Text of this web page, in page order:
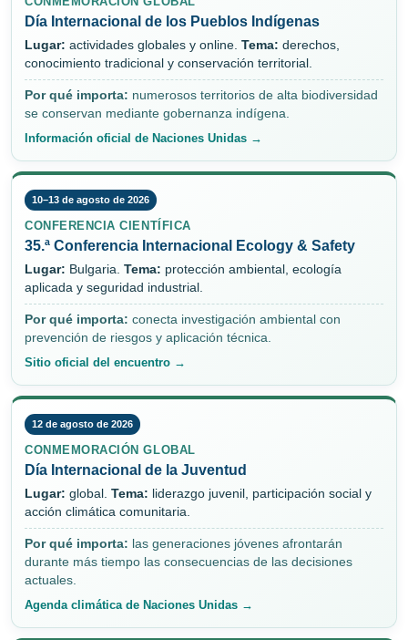
Día Internacional de los Pueblos Indígenas
Lugar: actividades globales y online. Tema: derechos,
conocimiento tradicional y conservación territorial.
Por qué importa: numerosos territorios de alta biodiversidad
se conservan mediante gobernanza indígena.
Información oficial de Naciones Unidas →
10–13 de agosto de 2026
CONFERENCIA CIENTÍFICA
35.ª Conferencia Internacional Ecology & Safety
Lugar: Bulgaria. Tema: protección ambiental, ecología
aplicada y seguridad industrial.
Por qué importa: conecta investigación ambiental con
prevención de riesgos y aplicación técnica.
Sitio oficial del encuentro →
12 de agosto de 2026
CONMEMORACIÓN GLOBAL
Día Internacional de la Juventud
Lugar: global. Tema: liderazgo juvenil, participación social y
acción climática comunitaria.
Por qué importa: las generaciones jóvenes afrontarán
durante más tiempo las consecuencias de las decisiones
actuales.
Agenda climática de Naciones Unidas →